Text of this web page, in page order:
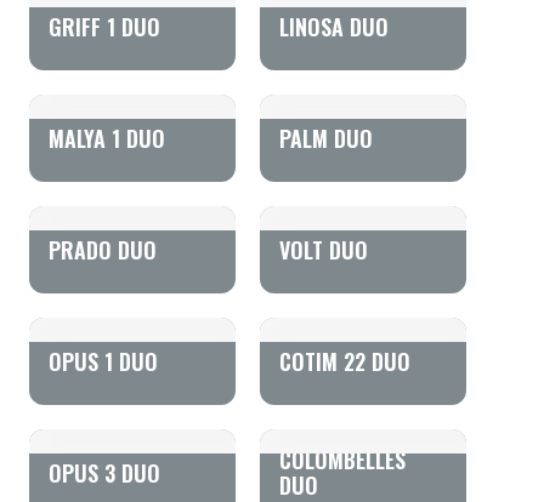
GRIFF 1 DUO LINOSA DUO
MALYA 1 DUO PALM DUO
PRADO DUO VOLT DUO
OPUS 1 DUO COTIM 22 DUO
OPUS 3 DUO
COLOMBELLES
DUO